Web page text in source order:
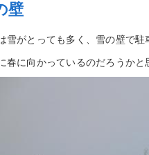
壁
雪がとっても多く、雪の壁で駐
春に向かっているのだろうかと